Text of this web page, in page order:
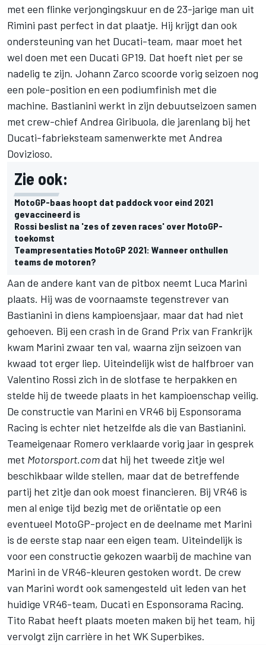
met een flinke verjongingskuur en de 23-jarige man uit
Rimini past perfect in dat plaatje. Hij krijgt dan ook
ondersteuning van het Ducati-team, maar moet het
wel doen met een Ducati GP19. Dat hoeft niet per se
nadelig te zijn. Johann Zarco scoorde vorig seizoen nog
een pole-position en een podiumfinish met die
machine. Bastianini werkt in zijn debuutseizoen samen
met crew-chief Andrea Giribuola, die jarenlang bij het
Ducati-fabrieksteam samenwerkte met Andrea
Dovizioso.
Zie ook:
MotoGP-baas hoopt dat paddock voor eind 2021
gevaccineerd is
Rossi beslist na 'zes of zeven races' over MotoGP-
toekomst
Teampresentaties MotoGP 2021: Wanneer onthullen
teams de motoren?
Aan de andere kant van de pitbox neemt Luca Marini
plaats. Hij was de voornaamste tegenstrever van
Bastianini in diens kampioensjaar, maar dat had niet
gehoeven. Bij een crash in de Grand Prix van Frankrijk
kwam Marini zwaar ten val, waarna zijn seizoen van
kwaad tot erger liep. Uiteindelijk wist de halfbroer van
Valentino Rossi zich in de slotfase te herpakken en
stelde hij de tweede plaats in het kampioenschap veilig.
De constructie van Marini en VR46 bij Esponsorama
Racing is echter niet hetzelfde als die van Bastianini.
Teameigenaar Romero verklaarde vorig jaar in gesprek
met Motorsport.comdat hij het tweede zitje wel
beschikbaar wilde stellen, maar dat de betreffende
partij het zitje dan ook moest financieren. Bij VR46 is
men al enige tijd bezig met de oriëntatie op een
eventueel MotoGP-project en de deelname met Marini
is de eerste stap naar een eigen team. Uiteindelijk is
voor een constructie gekozen waarbij de machine van
Marini in de VR46-kleuren gestoken wordt. De crew
van Marini wordt ook samengesteld uit leden van het
huidige VR46-team, Ducati en Esponsorama Racing.
Tito Rabat heeft plaats moeten maken bij het team, hij
vervolgt zijn carrière in het WK Superbikes.